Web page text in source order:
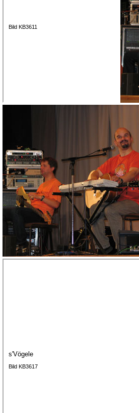
Bild KB3611
s'Vögele
Bild KB3617